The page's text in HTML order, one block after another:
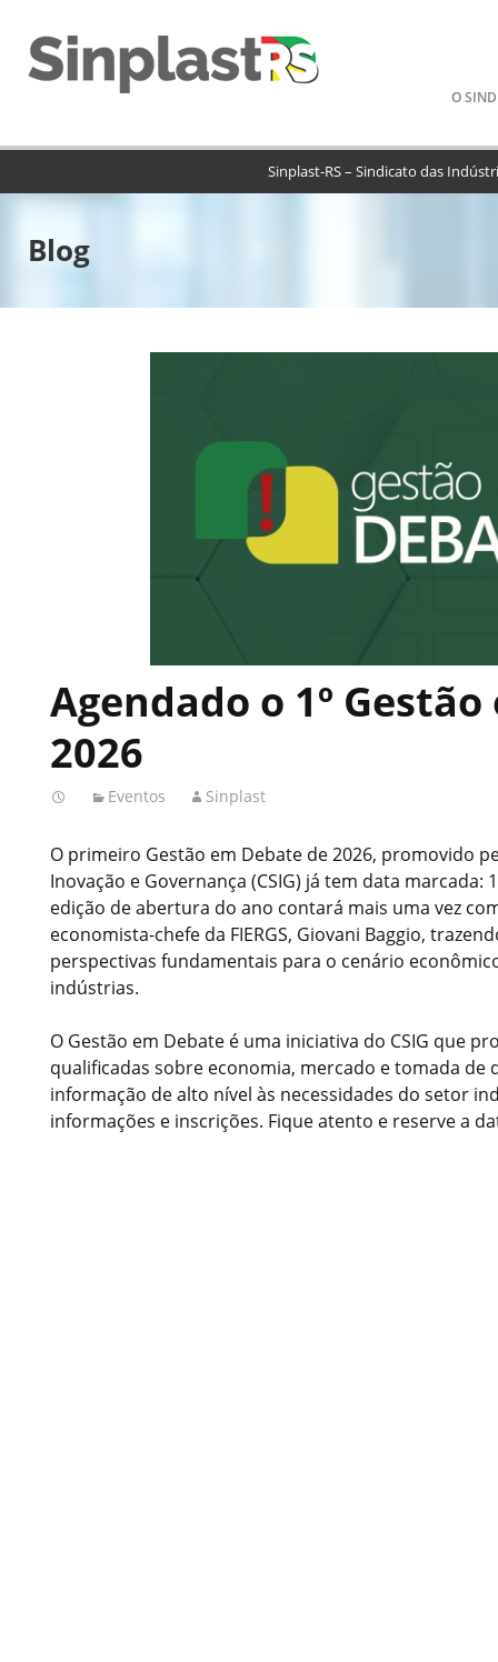
Pular
o
O
Sinplast-RS – Sindicato das
Blog
Agendado o 1º
2026
Eventos Sinplast
O primeiro Gestão em Debate de 2026, promovido
Inovação e Governança (CSIG) já tem data marcada:
edição de abertura do ano contará mais uma vez
economista-chefe da FIERGS, Giovani Baggio,
perspectivas fundamentais para o cenário
indústrias.
O Gestão em Debate é uma iniciativa do CSIG que
qualificadas sobre economia, mercado e tomada de
informação de alto nível às necessidades do setor
informações e inscrições. Fique atento e reserve a